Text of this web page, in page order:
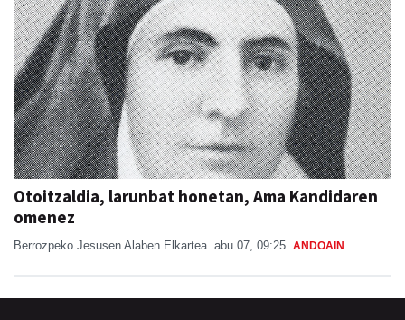
Otoitzaldia, larunbat honetan, Ama Kandidaren
omenez
Berrozpeko Jesusen Alaben Elkartea abu 07, 09:25 ANDOAIN